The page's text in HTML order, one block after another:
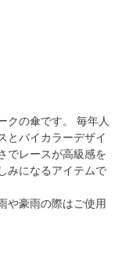
クの傘です。 毎年人
とバイカラーデザイ
でレースが高級感を
みになるアイテムで
や豪雨の際はご使用